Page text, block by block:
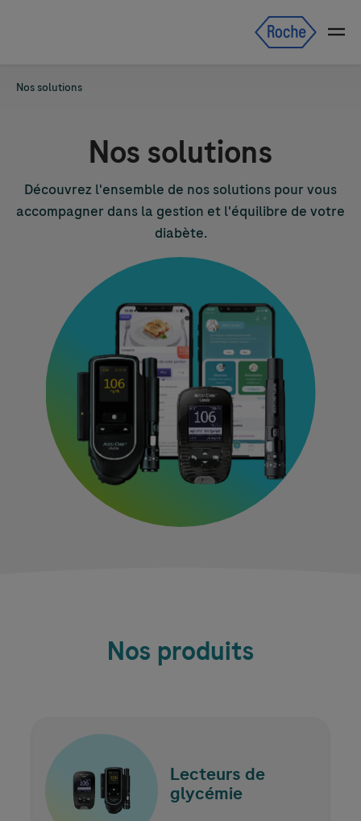
Menu
Fil d'Ariane
Nos solutions
Nos solutions
Découvrez l'ensemble de nos solutions pour vous
accompagner dans la gestion et l'équilibre de votre
diabète.
Nos produits
Lecteurs de
glycémie